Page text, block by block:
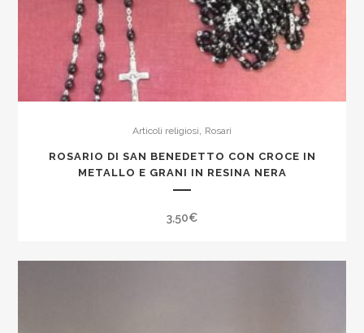
Articoli religiosi Rosari
ROSARIO DI SAN BENEDETTO CON CROCE IN
METALLO E GRANI IN RESINA NERA
3,50€